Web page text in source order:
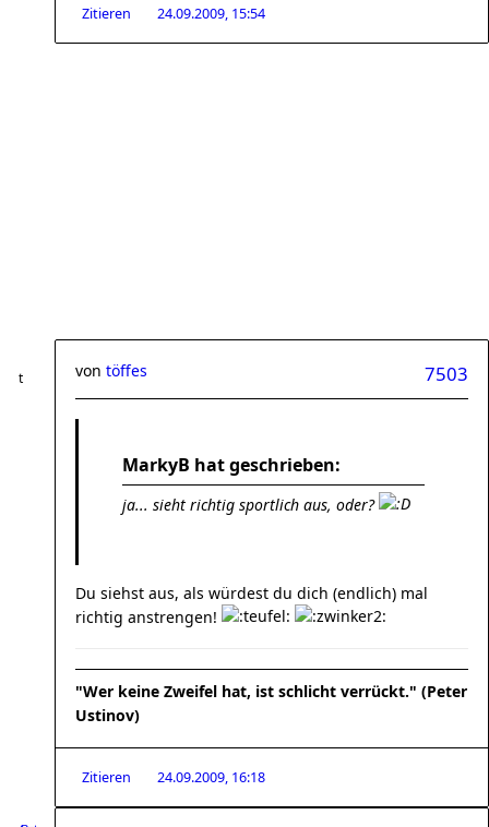
Zitieren 24.09.2009, 15:54
7503
von töffes
MarkyB hat geschrieben:
ja... sieht richtig sportlich aus, oder?
Du siehst aus, als würdest du dich (endlich) mal
richtig anstrengen!
"Wer keine Zweifel hat, ist schlicht verrückt." (Peter
Ustinov)
Zitieren 24.09.2009, 16:18